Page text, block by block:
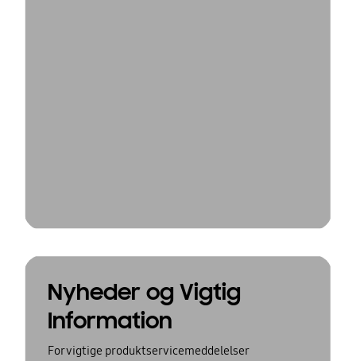
Nyheder og Vigtig
Information
For vigtige produktservicemeddelelser